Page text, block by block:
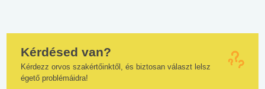
Kérdésed van?
Kérdezz orvos szakértőinktől, és biztosan választ lelsz
égető problémáidra!